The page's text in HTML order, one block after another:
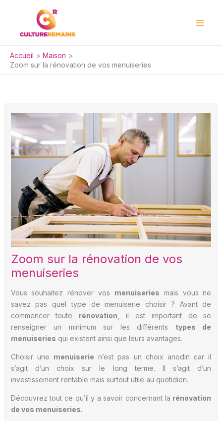
Accueil
Maison
Zoom sur la rénovation de vos menuiseries
Zoom sur la rénovation de vos
menuiseries
Vous souhaitez rénover vos menuiseries mais vous ne
savez pas quel type de menuiserie choisir ? Avant de
commencer toute rénovation , il est important de se
renseigner un minimum sur les différents types de
menuiseries qui existent ainsi que leurs avantages.
Choisir une menuiserie n’est pas un choix anodin car il
s’agit d’un choix sur le long terme. Il s’agit d’un
investissement rentable mais surtout utile au quotidien.
Découvrez tout ce qu’il y a savoir concernant la rénovation
de vos menuiseries.